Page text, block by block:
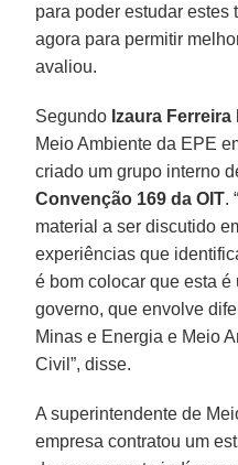
para poder estudar estes
agora para permitir
avaliou.
Segundo Izaura Ferreira
Meio Ambiente da EPE
criado um grupo interno
Convenção 169 da OIT.
material a ser discutido
experiências que
é bom colocar que esta
governo, que envolve
Minas e Energia e Meio
Civil”, disse.
A superintendente de
empresa contratou um